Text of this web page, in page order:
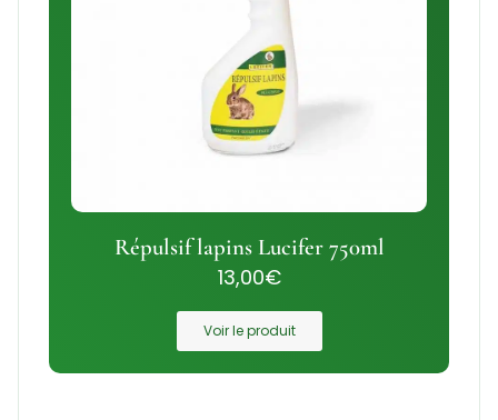
Répulsif lapins Lucifer 750ml
13,00€
Voir le produit